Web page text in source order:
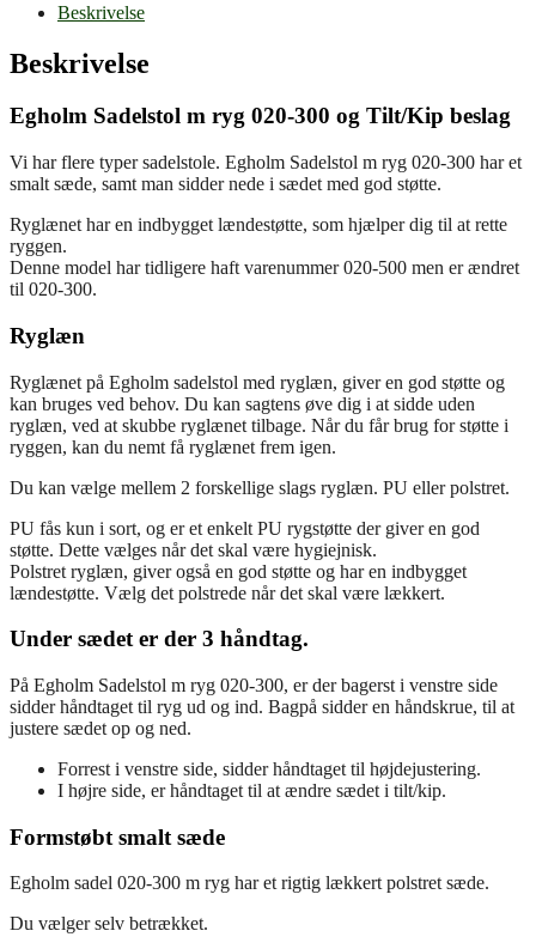
Beskrivelse
Beskrivelse
Egholm Sadelstol m ryg 020-300 og Tilt/Kip beslag
Vi har flere typer sadelstole. Egholm Sadelstol m ryg 020-300 har et
smalt sæde, samt man sidder nede i sædet med god støtte.
Ryglænet har en indbygget lændestøtte, som hjælper dig til at rette
ryggen.
Denne model har tidligere haft varenummer 020-500 men er ændret
til 020-300.
Ryglæn
Ryglænet på Egholm sadelstol med ryglæn, giver en god støtte og
kan bruges ved behov. Du kan sagtens øve dig i at sidde uden
ryglæn, ved at skubbe ryglænet tilbage. Når du får brug for støtte i
ryggen, kan du nemt få ryglænet frem igen.
Du kan vælge mellem 2 forskellige slags ryglæn. PU eller polstret.
PU fås kun i sort, og er et enkelt PU rygstøtte der giver en god
støtte. Dette vælges når det skal være hygiejnisk.
Polstret ryglæn, giver også en god støtte og har en indbygget
lændestøtte. Vælg det polstrede når det skal være lækkert.
Under sædet er der 3 håndtag.
På Egholm Sadelstol m ryg 020-300, er der bagerst i venstre side
sidder håndtaget til ryg ud og ind. Bagpå sidder en håndskrue, til at
justere sædet op og ned.
Forrest i venstre side, sidder håndtaget til højdejustering.
I højre side, er håndtaget til at ændre sædet i tilt/kip.
Formstøbt smalt sæde
Egholm sadel 020-300 m ryg har et rigtig lækkert polstret sæde.
Du vælger selv betrækket.